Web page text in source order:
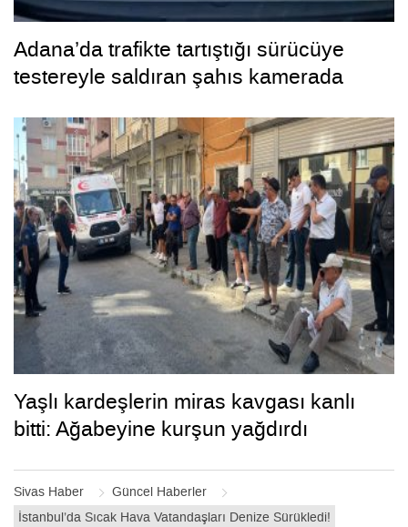
Sivas Haber
Güncel Haberler
İstanbul’da Sıcak Hava Vatandaşları Denize Sürükledi!
Adana’da trafikte tartıştığı sürücüye
testereyle saldıran şahıs kamerada
Yaşlı kardeşlerin miras kavgası kanlı
bitti: Ağabeyine kurşun yağdırdı